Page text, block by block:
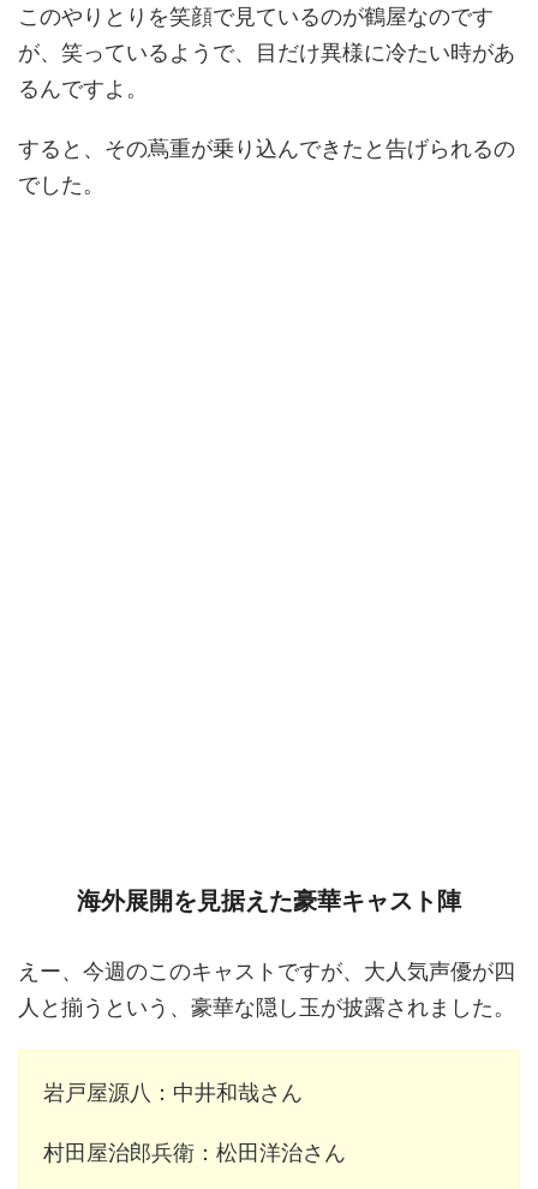
このやりとりを笑顔で見ているのが鶴屋なのです
が、笑っているようで、目だけ異様に冷たい時があ
るんですよ。
すると、その蔦重が乗り込んできたと告げられるの
でした。
海外展開を見据えた豪華キャスト陣
えー、今週のこのキャストですが、大人気声優が四
人と揃うという、豪華な隠し玉が披露されました。
岩戸屋源八：中井和哉さん
村田屋治郎兵衛：松田洋治さん